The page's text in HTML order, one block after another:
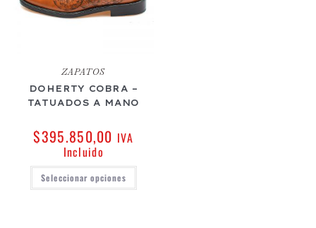
ZAPATOS
DOHERTY COBRA –
TATUADOS A MANO
$395.850,00 IVA
Incluido
Seleccionar opciones